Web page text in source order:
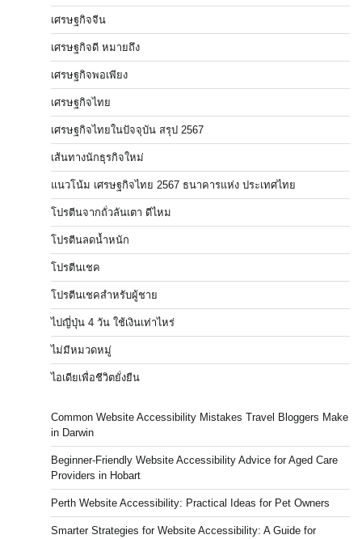
เศรษฐกิจจีน
เศรษฐกิจดี หมายถึง
เศรษฐกิจพอเพียง
เศรษฐกิจไทย
เศรษฐกิจไทยในปัจจุบัน สรุป 2567
เส้นทางนักธุรกิจใหม่
แนวโน้ม เศรษฐกิจไทย 2567 ธนาคารแห่ง ประเทศไทย
โปรตีนจากถั่วลันเตา ดีไหม
โปรตีนลดน้ำหนัก
โปรตีนเชค
โปรตีนเชคสำหรับผู้ชาย
ไปญี่ปุ่น 4 วัน ใช้เงินเท่าไหร่
ไม่มีหมวดหมู่
ไอเดียเพื่อชีวิตยั่งยืน
Common Website Accessibility Mistakes Travel Bloggers Make
in Darwin
Beginner-Friendly Website Accessibility Advice for Aged Care
Providers in Hobart
Perth Website Accessibility: Practical Ideas for Pet Owners
Smarter Strategies for Website Accessibility: A Guide for